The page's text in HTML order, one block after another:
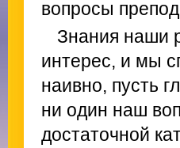
вопросы
Знания наши
интерес, и мы
наивно, пусть
ни один наш
достаточной